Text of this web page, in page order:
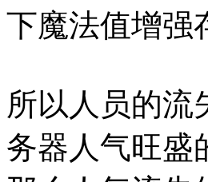
下魔法值增强
所以人员的流
务器人气旺盛